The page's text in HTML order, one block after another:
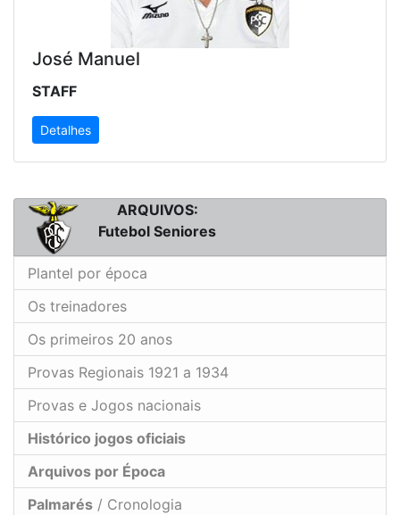
José Manuel
STAFF
Detalhes
ARQUIVOS:
Futebol Seniores
Plantel por época
Os treinadores
Os primeiros 20 anos
Provas Regionais 1921 a 1934
Provas e Jogos nacionais
Histórico jogos oficiais
Arquivos por Época
Palmarés / Cronologia